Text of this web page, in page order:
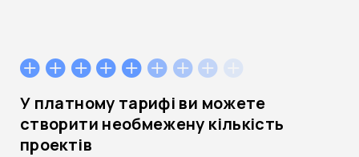
У платному тарифі ви можете
створити необмежену кількість
проектів